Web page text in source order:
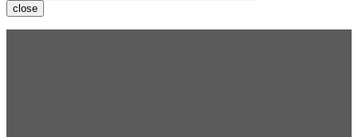
close